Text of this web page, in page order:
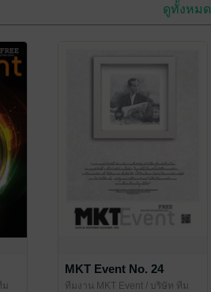
ดูทั้งหมด
ม
MKT Event No. 24
ทีมงาน MKT Event / บริษัท ทีม